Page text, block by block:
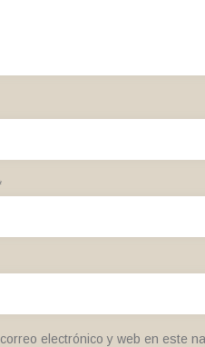
electrónico y web en este